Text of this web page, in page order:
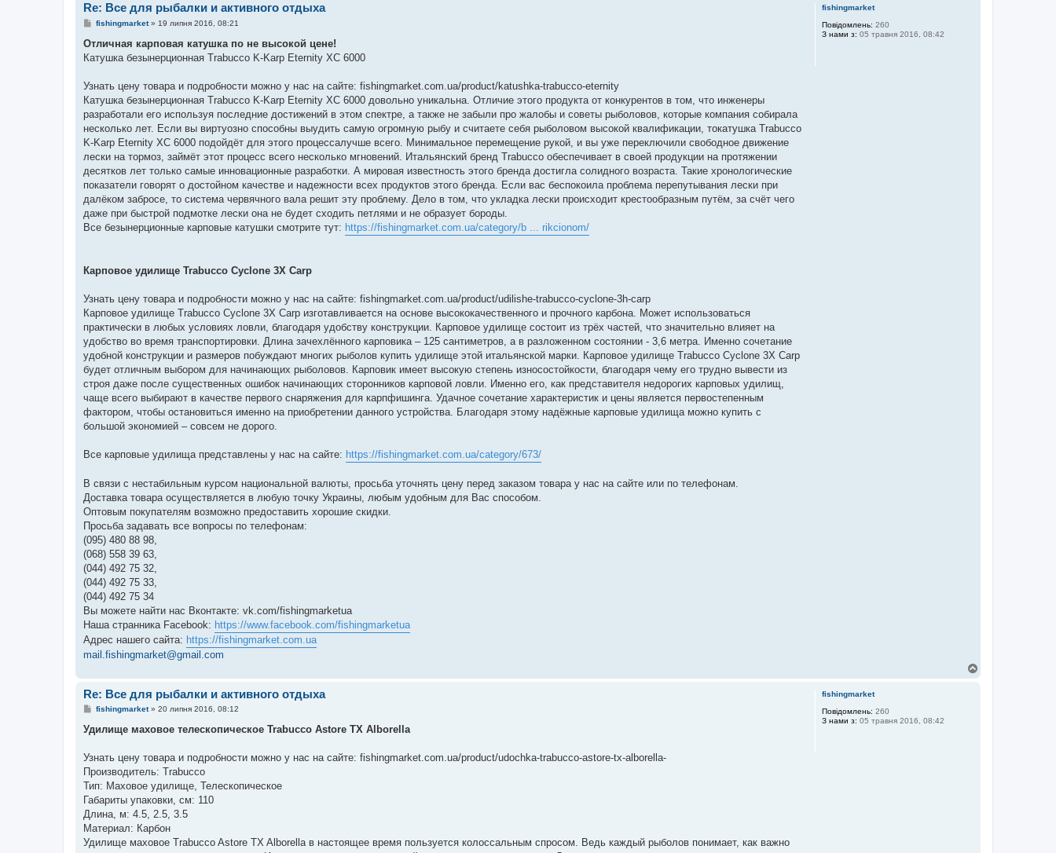
fishingmarket
Повідомлень: 260
З нами з: 05 травня 2016, 08:42
Re: Все для рыбалки и активного отдыха
П
в
д
л
е
н
я
fishingmarket» 19 липня 2016, 08:21
Отличная карповая катушка по не высокой цене!
Катушка безынерционная Trabucco K-Karp Eternity XC 6000
Узнать цену товара и подробности можно у нас на сайте: fishingmarket.com.ua/product/katushka-trabucco-eternity
Катушка безынерционная Trabucco K-Karp Eternity XC 6000 довольно уникальна. Отличие этого продукта от конкурентов в том, что инженеры
разработали его используя последние достижений в этом спектре, а также не забыли про жалобы и советы рыболовов, которые компания собирала
несколько лет. Если вы виртуозно способны выудить самую огромную рыбу и считаете себя рыболовом высокой квалификации, токатушка Trabucco
K-Karp Eternity XC 6000 подойдёт для этого процессалучше всего. Минимальное перемещение рукой, и вы уже переключили свободное движение
лески на тормоз, займёт этот процесс всего несколько мгновений. Итальянский бренд Trabucco обеспечивает в своей продукции на протяжении
десятков лет только самые инновационные разработки. А мировая известность этого бренда достигла солидного возраста. Такие хронологические
показатели говорят о достойном качестве и надежности всех продуктов этого бренда. Если вас беспокоила проблема перепутывания лески при
далёком забросе, то система червячного вала решит эту проблему. Дело в том, что укладка лески происходит крестообразным путём, за счёт чего
даже при быстрой подмотке лески она не будет сходить петлями и не образует бороды.
Все безынерционные карповые катушки смотрите тут: https://fishingmarket.com.ua/category/b ... rikcionom/
Карповое удилище Trabucco Cyclone 3Х Carp
Узнать цену товара и подробности можно у нас на сайте: fishingmarket.com.ua/product/udilishe-trabucco-cyclone-3h-carp
Карповое удилище Trabucco Cyclone 3Х Carp изготавливается на основе высококачественного и прочного карбона. Может использоваться
практически в любых условиях ловли, благодаря удобству конструкции. Карповое удилище состоит из трёх частей, что значительно влияет на
удобство во время транспортировки. Длина зачехлённого карповика – 125 сантиметров, а в разложенном состоянии - 3,6 метра. Именно сочетание
удобной конструкции и размеров побуждают многих рыболов купить удилище этой итальянской марки. Карповое удилище Trabucco Cyclone 3Х Carp
будет отличным выбором для начинающих рыболовов. Карповик имеет высокую степень износостойкости, благодаря чему его трудно вывести из
строя даже после существенных ошибок начинающих сторонников карповой ловли. Именно его, как представителя недорогих карповых удилищ,
чаще всего выбирают в качестве первого снаряжения для карпфишинга. Удачное сочетание характеристик и цены является первостепенным
фактором, чтобы остановиться именно на приобретении данного устройства. Благодаря этому надёжные карповые удилища можно купить с
большой экономией – совсем не дорого.
Все карповые удилища представлены у нас на сайте: https://fishingmarket.com.ua/category/673/
В связи с нестабильным курсом национальной валюты, просьба уточнять цену перед заказом товара у нас на сайте или по телефонам.
Доставка товара осуществляется в любую точку Украины, любым удобным для Вас способом.
Оптовым покупателям возможно предоставить хорошие скидки.
Просьба задавать все вопросы по телефонам:
(095) 480 88 98,
(068) 558 39 63,
(044) 492 75 32,
(044) 492 75 33,
(044) 492 75 34
Вы можете найти нас Вконтакте: vk.com/fishingmarketua
Наша странника Facebook: https://www.facebook.com/fishingmarketua
Адрес нашего сайта: https://fishingmarket.com.ua
mail.fishingmarket@gmail.com
fishingmarket
Повідомлень: 260
З нами з: 05 травня 2016, 08:42
Re: Все для рыбалки и активного отдыха
П
в
і
о
л
е
н
я
fishingmarket» 20 липня 2016, 08:12
Удилище маховое телескопическое Trabucco Astore TX Alborella
Узнать цену товара и подробности можно у нас на сайте: fishingmarket.com.ua/product/udochka-trabucco-astore-tx-alborella-
Производитель: Trabucco
Тип: Маховое удилище, Телескопическое
Габариты упаковки, см: 110
Длина, м: 4.5, 2.5, 3.5
Материал: Карбон
Удилище маховое Trabucco Astore TX Alborella в настоящее время пользуется колоссальным спросом. Ведь каждый рыболов понимает, как важно